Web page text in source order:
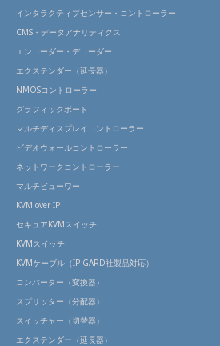
インタラクティブセンサー・コントローラー
CMS・データアナリティクス
エンコーダー・デコーダー
エクステンダー（延長器）
NMOSコントローラー
グラフィックボード
マルチディスプレイコントローラー
ビデオウォールコントローラー
ネットワークコントローラー
マルチビューワー
KVM over IP
セキュアKVMスイッチ
KVMスイッチ
KVMケーブル（IP GARD社製品対応）
コンバーター（変換器）
スプリッター（分配器）
スイッチャー（切替器）
エクステンダー（延長器）